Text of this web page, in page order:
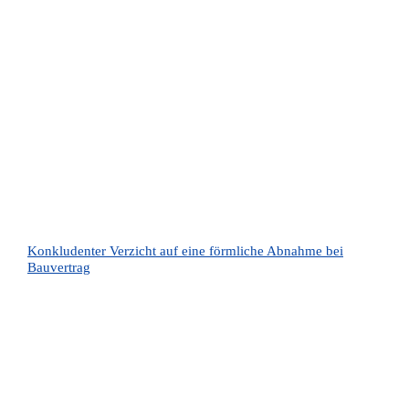
Konkludenter Verzicht auf eine förmliche Abnahme bei
Bauvertrag